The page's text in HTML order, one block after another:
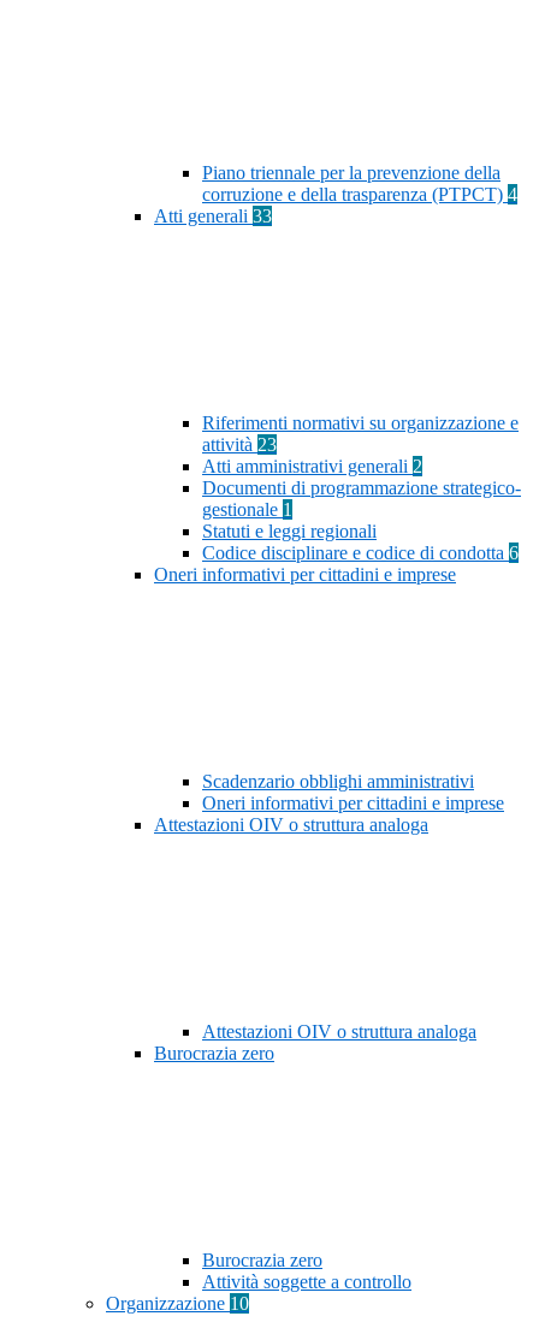
Piano triennale per la prevenzione della
corruzione e della trasparenza (PTPCT) 4
Atti generali 33
Riferimenti normativi su organizzazione e
attività 23
Atti amministrativi generali 2
Documenti di programmazione strategico-
gestionale 1
Statuti e leggi regionali
Codice disciplinare e codice di condotta 6
Oneri informativi per cittadini e imprese
Scadenzario obblighi amministrativi
Oneri informativi per cittadini e imprese
Attestazioni OIV o struttura analoga
Attestazioni OIV o struttura analoga
Burocrazia zero
Burocrazia zero
Attività soggette a controllo
Organizzazione 10